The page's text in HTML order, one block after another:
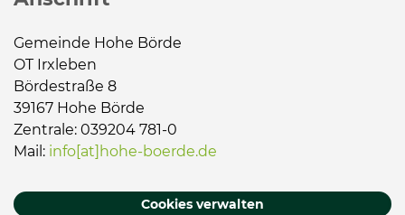
Gemeinde Hohe Börde
OT Irxleben
Bördestraße 8
39167 Hohe Börde
Zentrale: 039204 781-0
Mail: info[at]hohe-boerde.de
Cookies verwalten